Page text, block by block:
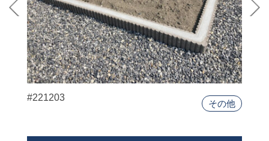
#221203
その他